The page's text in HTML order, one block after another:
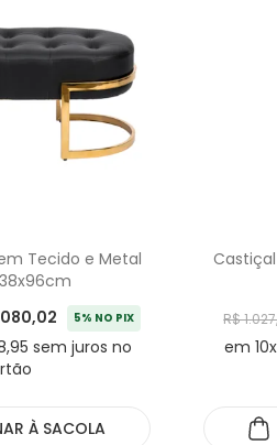
Tecido e Metal
5% NO PIX
sem juros no
À SACOLA
R$
em